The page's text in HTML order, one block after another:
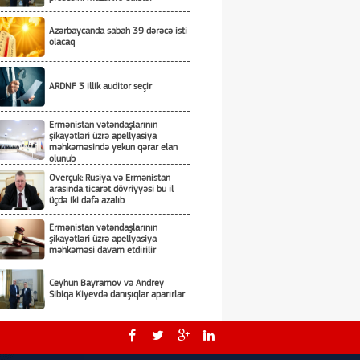
Azərbaycanda sabah 39 dərəcə isti
olacaq
ARDNF 3 illik auditor seçir
Ermənistan vətəndaşlarının
şikayətləri üzrə apellyasiya
məhkəməsində yekun qərar elan
olunub
Overçuk: Rusiya və Ermənistan
arasında ticarət dövriyyəsi bu il
üçdə iki dəfə azalıb
Ermənistan vətəndaşlarının
şikayətləri üzrə apellyasiya
məhkəməsi davam etdirilir
Ceyhun Bayramov və Andrey
Sibiqa Kiyevdə danışıqlar aparırlar
Ceyhun Bayramov Kiyevdə
Ukrayna PUA-larının sərgisi ilə tanış